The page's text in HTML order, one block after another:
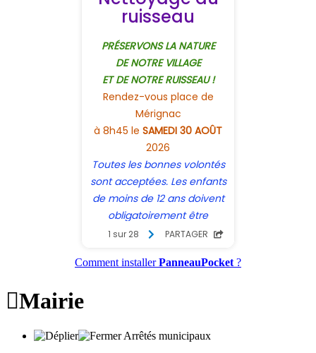
Comment installerPanneauPocket?
Mairie
Arrêtés municipaux